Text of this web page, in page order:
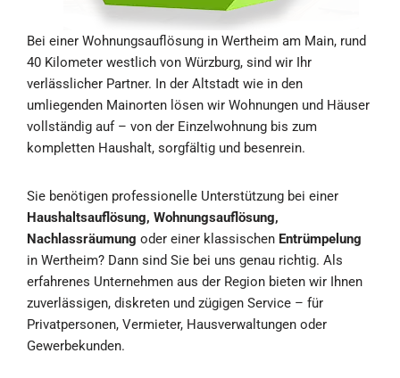
Bei einer Wohnungsauflösung in Wertheim am Main, rund
40 Kilometer westlich von Würzburg, sind wir Ihr
verlässlicher Partner. In der Altstadt wie in den
umliegenden Mainorten lösen wir Wohnungen und Häuser
vollständig auf – von der Einzelwohnung bis zum
kompletten Haushalt, sorgfältig und besenrein.
Sie benötigen professionelle Unterstützung bei einer
Haushaltsauflösung, Wohnungsauflösung,
Nachlassräumung oder einer klassischen Entrümpelung
in Wertheim? Dann sind Sie bei uns genau richtig. Als
erfahrenes Unternehmen aus der Region bieten wir Ihnen
zuverlässigen, diskreten und zügigen Service – für
Privatpersonen, Vermieter, Hausverwaltungen oder
Gewerbekunden.